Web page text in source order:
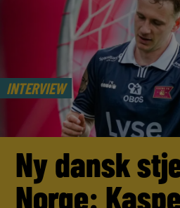
INTERVIEW
Ny dansk
Norge: